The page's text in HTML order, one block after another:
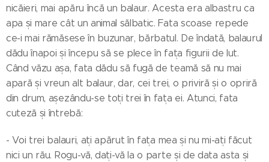
nicăieri, mai apăru încă un balaur. Acesta era albastru ca
apa și mare cât un animal sălbatic. Fata scoase repede
ce-i mai rămăsese în buzunar, bărbatul. De îndată, balaurul
dădu înapoi și începu să se plece în fața figurii de lut.
Când văzu așa, fata dădu să fugă de teamă să nu mai
apară și vreun alt balaur, dar, cei trei, o priviră și o opriră
din drum, așezându-se toți trei în fața ei. Atunci, fata
cuteză și întrebă:
- Voi trei balauri, ați apărut în fața mea și nu mi-ați făcut
nici un rău. Rogu-vă, dați-vă la o parte și de data asta și